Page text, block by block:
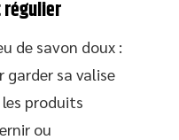
de savon doux :
garder sa valise
produits
ou